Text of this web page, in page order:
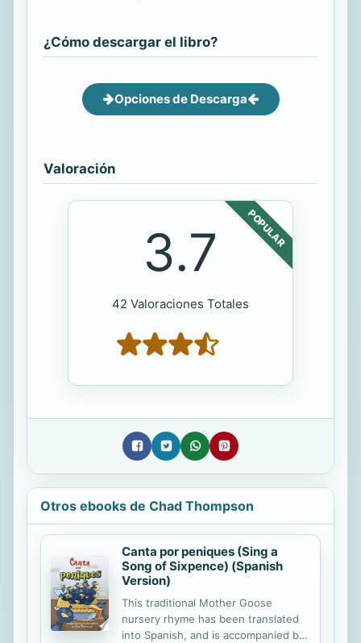
¿Cómo descargar el libro?
Opciones de Descarga
Valoración
POPULAR
3.7
42 Valoraciones Totales
Otros ebooks de Chad Thompson
Canta por peniques (Sing a
Song of Sixpence) (Spanish
Version)
This traditional Mother Goose
nursery rhyme has been translated
into Spanish, and is accompanied by